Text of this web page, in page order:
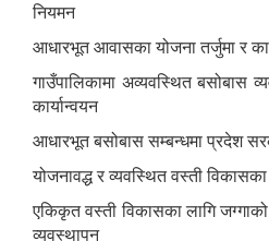
नियमन
आधारभूत आवासका योजना तर्जुमा र
गाउँपालिकामा अव्यवस्थित बसोबास
कार्यान्वयन
आधारभूत बसोबास सम्बन्धमा प्रदेश
योजनावद्ध र व्यवस्थित वस्ती विकासका
एकिकृत वस्ती विकासका लागि
व्यवस्थापन